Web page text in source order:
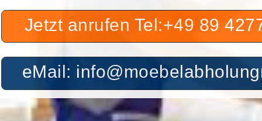
Jetzt anrufen Tel:+49 89
eMail: